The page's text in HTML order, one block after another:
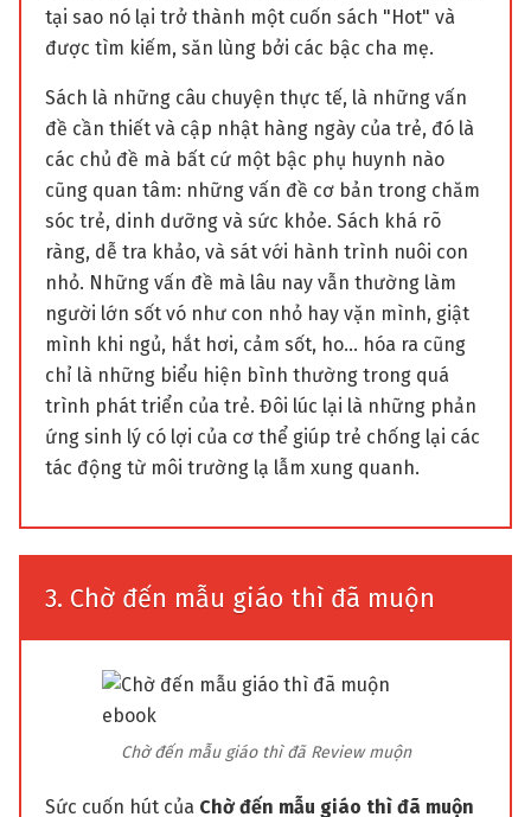
tại sao nó lại trở thành một cuốn sách "Hot" và
được tìm kiếm, săn lùng bởi các bậc cha mẹ.
Sách là những câu chuyện thực tế, là những vấn
đề cần thiết và cập nhật hàng ngày của trẻ, đó là
các chủ đề mà bất cứ một bậc phụ huynh nào
cũng quan tâm: những vấn đề cơ bản trong chăm
sóc trẻ, dinh dưỡng và sức khỏe. Sách khá rõ
ràng, dễ tra khảo, và sát với hành trình nuôi con
nhỏ. Những vấn đề mà lâu nay vẫn thường làm
người lớn sốt vó như con nhỏ hay vặn mình, giật
mình khi ngủ, hắt hơi, cảm sốt, ho… hóa ra cũng
chỉ là những biểu hiện bình thường trong quá
trình phát triển của trẻ. Đôi lúc lại là những phản
ứng sinh lý có lợi của cơ thể giúp trẻ chống lại các
tác động từ môi trường lạ lẫm xung quanh.
3. Chờ đến mẫu giáo thì đã muộn
Chờ đến mẫu giáo thì đã Review muộn
Sức cuốn hút của Chờ đến mẫu giáo thì đã muộn